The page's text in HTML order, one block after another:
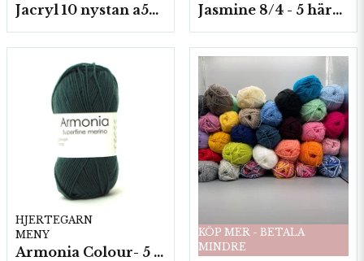
Jacryl 10 nystan a50g./fp. Jasmine 8/4 - 5 härvor a200g./fp.
HJERTEGARN
MENY
Armonia Colour- 5 härv/fp. a100 g.
KÖP MER - BETALA
MINDRE